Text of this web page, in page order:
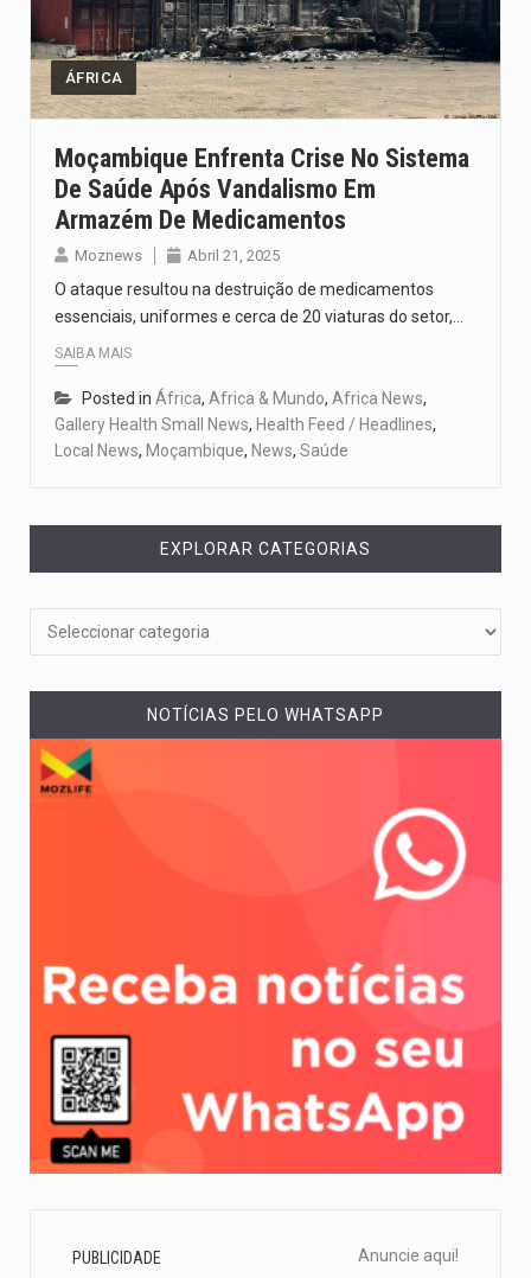
Segundo as autoridades canadianas, mais de 200 incêndios florestais continuam…
De acordo com as autoridades de saúde da Faixa de…
ÁFRICA
Moçambique Enfrenta Crise No Sistema
De Saúde Após Vandalismo Em
Armazém De Medicamentos
Moznews Abril 21, 2025
O ataque resultou na destruição de medicamentos
essenciais, uniformes e cerca de 20 viaturas do setor,…
SAIBA MAIS
Posted in África, Africa & Mundo, Africa News,
Gallery Health Small News, Health Feed / Headlines,
Local News, Moçambique, News, Saúde
EXPLORAR CATEGORIAS
NOTÍCIAS PELO WHATSAPP
PUBLICIDADE Anuncie aqui!